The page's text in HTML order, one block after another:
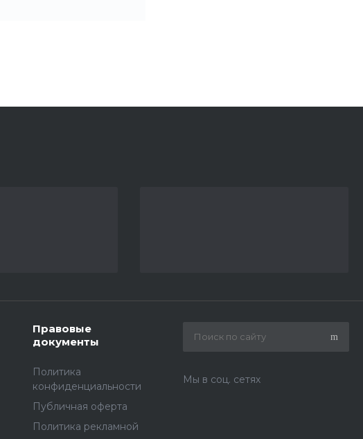
Правовые
документы
Политика
конфиденциальности
Публичная оферта
Политика рекламной
Мы в соц. сетях